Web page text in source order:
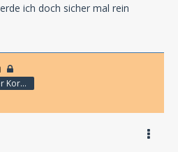
ich doch sicher mal rein
Finanzminister der Korporation